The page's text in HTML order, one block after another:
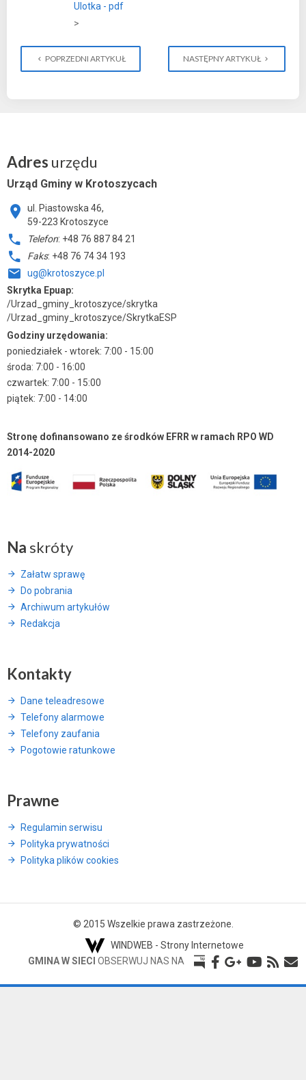
Ulotka - pdf
>
POPRZEDNI ARTYKUŁ NASTĘPNY ARTYKUŁ
Adres urzędu
Urząd Gminy w Krotoszycach
ul. Piastowska 46,
59-223 Krotoszyce
Telefon: +48 76 887 84 21
Faks: +48 76 74 34 193
ug@krotoszyce.pl
Skrytka Epuap:
/Urzad_gminy_krotoszyce/skrytka
/Urzad_gminy_krotoszyce/SkrytkaESP
Godziny urzędowania:
poniedziałek - wtorek: 7:00 - 15:00
środa: 7:00 - 16:00
czwartek: 7:00 - 15:00
piątek: 7:00 - 14:00
Stronę dofinansowano ze środków EFRR w ramach RPO WD
2014-2020
Na skróty
Załatw sprawę
Do pobrania
Archiwum artykułów
Redakcja
Kontakty
Dane teleadresowe
Telefony alarmowe
Telefony zaufania
Pogotowie ratunkowe
Prawne
Regulamin serwisu
Polityka prywatności
Polityka plików cookies
© 2015 Wszelkie prawa zastrzeżone.
WINDWEB - Strony Internetowe
GMINA W SIECI OBSERWUJ NAS NA